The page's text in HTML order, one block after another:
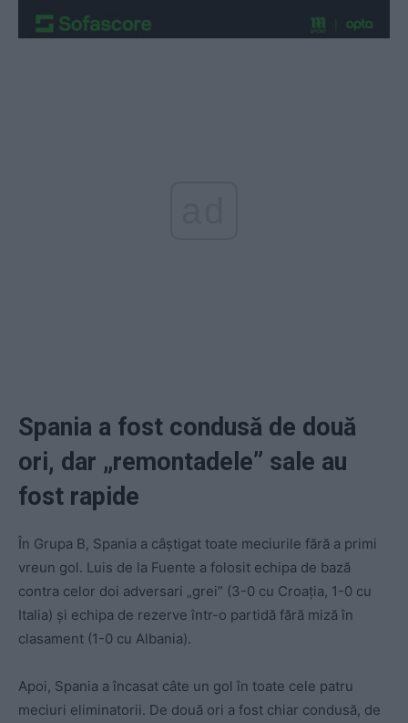
Spania a fost condusă de două
ori, dar „remontadele” sale au
fost rapide
În Grupa B, Spania a câștigat toate meciurile fără a primi
vreun gol. Luis de la Fuente a folosit echipa de bază
contra celor doi adversari „grei” (3-0 cu Croația, 1-0 cu
Italia) și echipa de rezerve într-o partidă fără miză în
clasament (1-0 cu Albania).
Apoi, Spania a încasat câte un gol în toate cele patru
meciuri eliminatorii. De două ori a fost chiar condusă, de